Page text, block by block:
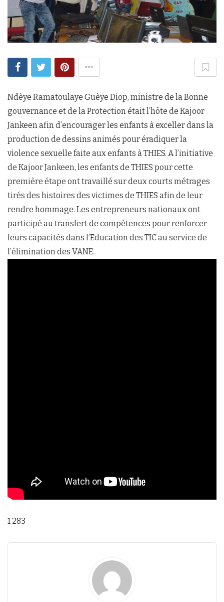
Ndèye Ramatoulaye Guèye Diop, ministre de la Bonne
gouvernance et de la Protection était l’hôte de Kajoor
Jankeen afin d’encourager les enfants à exceller dans la
production de dessins animés pour éradiquer la
violence sexuelle faite aux enfants à THIES. A l’initiative
de Kajoor Jankeen, les enfants de THIES pour cette
première étape ont travaillé sur deux courts métrages
tirés des histoires des victimes de THIES afin de leur
rendre hommage. Les entrepreneurs nationaux ont
participé au transfert de compétences pour renforcer
leurs capacités dans l’Education des TIC au service de
l’élimination des VANE.
1 283